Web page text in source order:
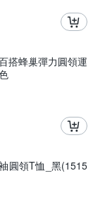
搭蜂巢彈力圓領運
圓領T恤_黑(1515